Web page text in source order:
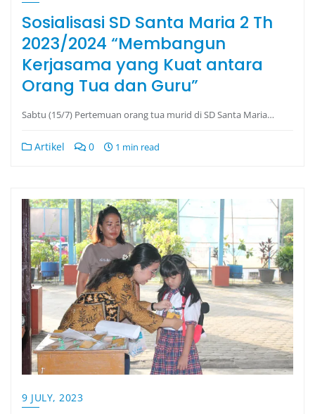
Sosialisasi SD Santa Maria 2 Th
2023/2024 “Membangun
Kerjasama yang Kuat antara
Orang Tua dan Guru”
Sabtu (15/7) Pertemuan orang tua murid di SD Santa Maria…
Artikel 0 1 min read
9 JULY, 2023